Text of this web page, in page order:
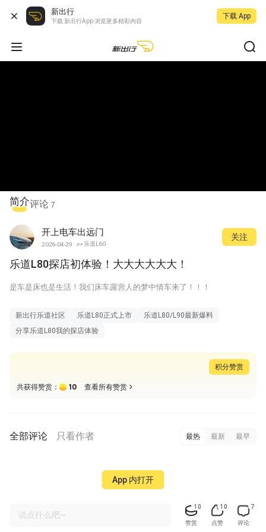
新出行
下载 新出行App 浏览更多精彩内容
下载 App
简介评论 7
开上电车出远门
2026-04-29 乐道L60
关注
乐道L80探店初体验！大大大大大大！
是车是床也是生活！我们床车露营人的梦中情车来了！！！
新出行乐道社区 乐道L80正式上市
乐道L80/L90最新爆料
分享乐道L80我的探店体验
积分赞赏
共获得赞赏： 10 查看所有赞赏
全部评论 只看作者 最热 最新 最早
说点什么吧~
10
赞赏
10
点赞
7
评论
App 内打开